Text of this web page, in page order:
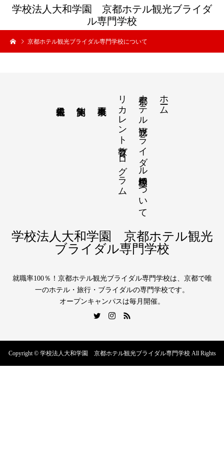
学校法人大和学園 京都ホテル観光ブライダ
ル専門学校
京都ホテル観光ブライダル専門学校について
ホーム
京都ホテル観光ブライダル専門学校について
リカレント教育プログラム
学校法人大和学園 京都ホテル観光
ブライダル専門学校
就職率100％！京都ホテル観光ブライダル専門学校は、京都で唯
一のホテル・旅行・ブライダルの専門学校です。
オープンキャンパスは毎月開催。
Copyright © 学校法人大和学園 京都ホテル観光ブライダル専門学校 All Rights